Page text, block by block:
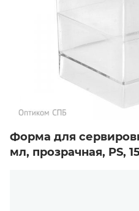
Форма для
мл, прозрачная, PS,